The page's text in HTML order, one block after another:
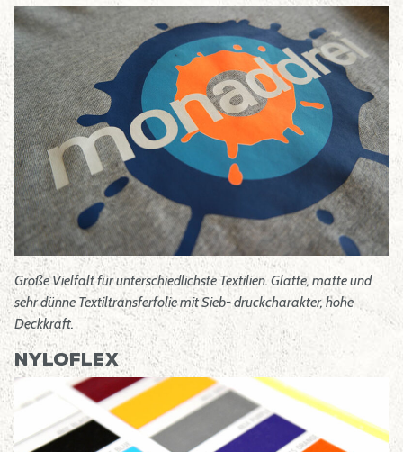
Große Vielfalt für unterschiedlichste Textilien. Glatte, matte und
sehr dünne Textiltransferfolie mit Sieb- druckcharakter, hohe
Deckkraft.
Nyloflex